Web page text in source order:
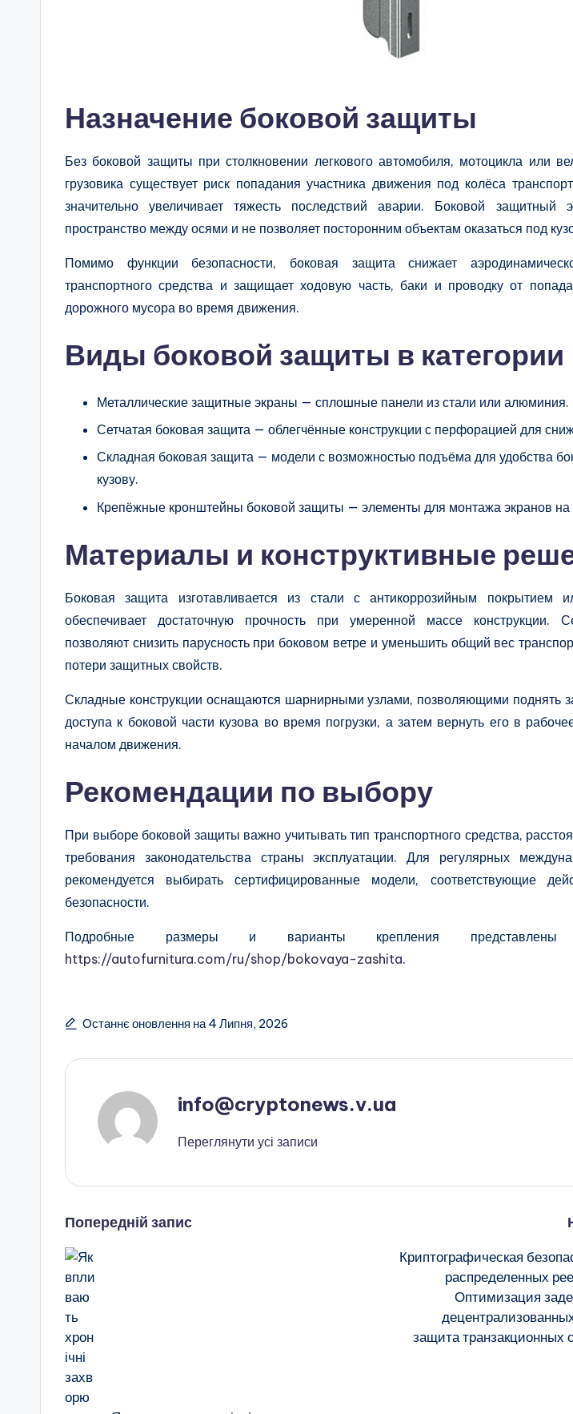
Назначение боковой защиты
Без боковой защиты при столкновении легкового автомобиля, мотоцикла или
грузовика существует риск попадания участника движения под колёса
значительно увеличивает тяжесть последствий аварии. Боковой защитный
пространство между осями и не позволяет посторонним объектам оказаться под
Помимо функции безопасности, боковая защита снижает
транспортного средства и защищает ходовую часть, баки и проводку от
дорожного мусора во время движения.
Виды боковой защиты в категории
Металлические защитные экраны — сплошные панели из стали или алюминия.
Сетчатая боковая защита — облегчённые конструкции с перфорацией для
Складная боковая защита — модели с возможностью подъёма для удобства
кузову.
Крепёжные кронштейны боковой защиты — элементы для монтажа экранов на
Материалы и конструктивные
Боковая защита изготавливается из стали с антикоррозийным покрытием
обеспечивает достаточную прочность при умеренной массе конструкции.
позволяют снизить парусность при боковом ветре и уменьшить общий вес
потери защитных свойств.
Складные конструкции оснащаются шарнирными узлами, позволяющими поднять
доступа к боковой части кузова во время погрузки, а затем вернуть его в
началом движения.
Рекомендации по выбору
При выборе боковой защиты важно учитывать тип транспортного средства,
требования законодательства страны эксплуатации. Для регулярных
рекомендуется выбирать сертифицированные модели, соответствующие
безопасности.
Подробные размеры и варианты крепления
https://autofurnitura.com/ru/shop/bokovaya-zashita.
Останнє оновлення на 4 Липня, 2026
info@cryptonews.v.ua
Переглянути усі записи
Навігація
по
запису
Попередній запис
Криптографическая
распределенных
Оптимизация
защита транзакционных